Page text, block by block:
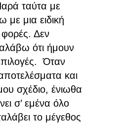
ταύτα με
με μια ειδική
φορές. Δεν
ότι ήμουν
Όταν
και
σχέδιο, ένιωθα
σ’ εμένα όλο
το μέγεθος